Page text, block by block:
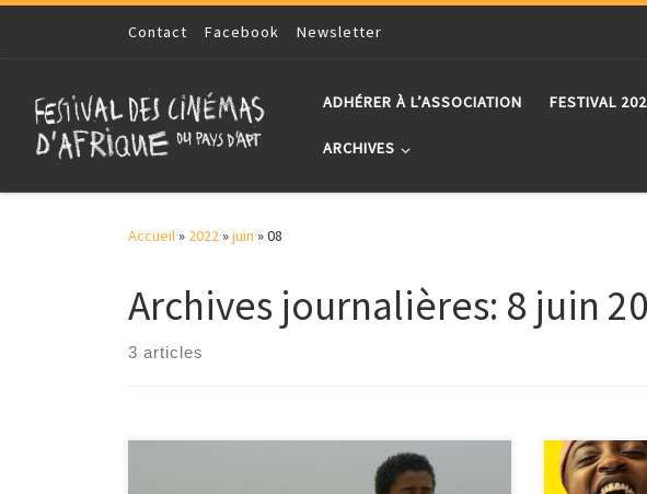
Skip to contentContact Facebook Newsletter
ADHÉRER À L’ASSOCIATION FESTIVAL
ARCHIVES
Accueil» 2022»juin »08
Archives journalières: 8 juin
3 articles